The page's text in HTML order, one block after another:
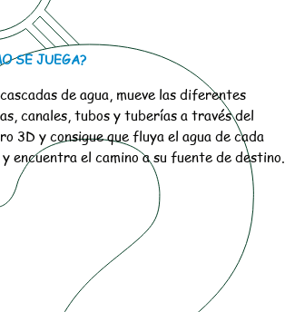
SE JUEGA?
de agua, mueve las diferentes
canales, tubos y tuberías a través del
3D y consigue que fluya el agua de cada
encuentra el camino a su fuente de destino.